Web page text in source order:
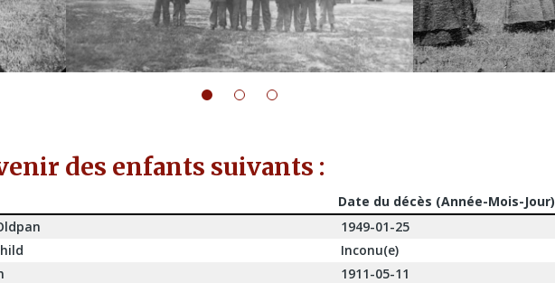
des enfants suivants :
Date du décès (Année-Mois-Jour)
1949-01-25
Inconu(e)
1911-05-11